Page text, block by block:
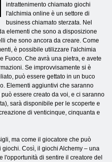
intrattenimento chiamato giochi
l'alchimia online è un settore di
business chiamato sterzata. Nel
elementi che sono a disposizione
che sono ancora da creare. Come
è possibile utilizzare l'alchimia
Fuoco. Che avrà una pietra, e avete
Se improvvisamente si è
può essere gettato in un buco
Elementi aggiuntivi che saranno
essere creato da voi, e ci saranno
sarà disponibile per le scoperte e
di venticinque, cinquanta e
ma come il giocatore che può
Così, il giochi Alchemy – una
l'opportunità di sentire il creatore del